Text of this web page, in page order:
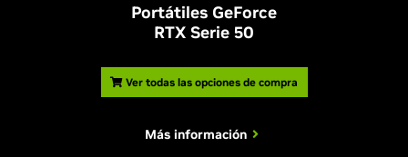
Portátiles GeForce
RTX Serie 50
Ver todas las opciones de compra
Más información